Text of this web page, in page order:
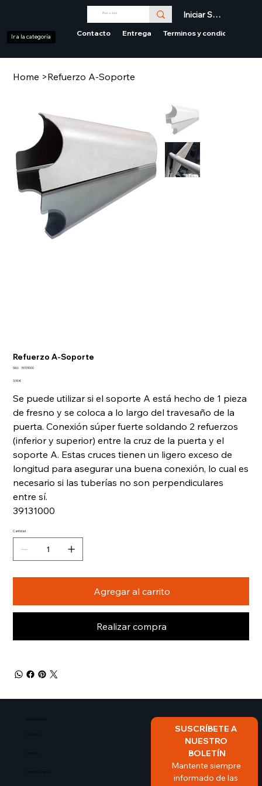
Iniciar Sesión
Contacto Entrega Terminos y condiciones
Ir a la categoría
Home >Refuerzo A-Soporte
Refuerzo A-Soporte
SKU:
SKU
39131000
Precio
3,96 €
Se puede utilizar si el soporte A está hecho de 1 pieza
de fresno y se coloca a lo largo del travesaño de la
puerta. Conexión súper fuerte soldando 2 refuerzos
(inferior y superior) entre la cruz de la puerta y el
soporte A. Estas cruces tienen un ligero exceso de
longitud para asegurar una buena conexión, lo cual es
necesario si las tuberías no son perpendiculares
entre sí.
39131000
Cantidad
Agregar al carrito
Realizar compra
Mi Cuenta
Contacto
SUSCRÍBETE A
NUESTRO
BOLETÍN
Mantente siempre
informado de las